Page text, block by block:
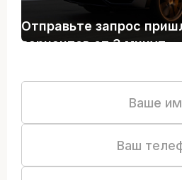
Отправьте запрос
вариантов от 3 минут